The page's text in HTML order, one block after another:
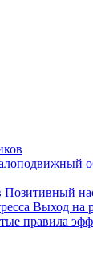
Позитивный
Выход на
правила